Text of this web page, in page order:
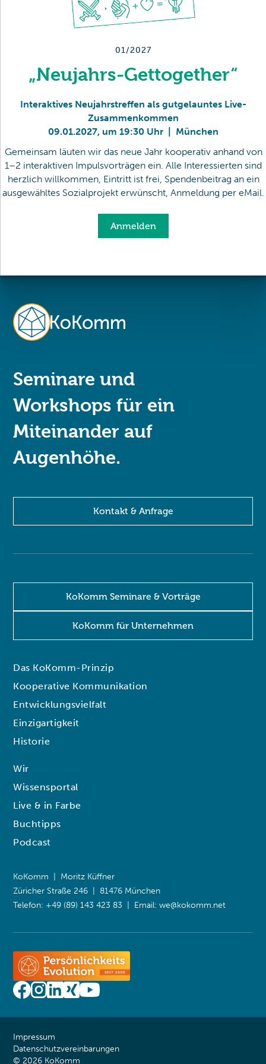
01/2027
„Neujahrs-Gettogether“
Interaktives Neujahrstreffen als gutgelauntes Live-
Zusammenkommen
09.01.2027, um 19:30 Uhr
München
Gemeinsam läuten wir das neue Jahr kooperativ anhand von
1–2 interaktiven Impulsvorträgen ein. Alle Interessierten sind
herzlich willkommen, Eintritt ist frei, Spendenbeitrag an ein
ausgewähltes Sozialprojekt erwünscht, Anmeldung per eMail.
Anmelden
Seminare und
Workshops für ein
Miteinander auf
Augenhöhe.
Kontakt & Anfrage
KoKomm Seminare & Vorträge
KoKomm für Unternehmen
KoKomm | Moritz Küffner
Züricher Straße 246 | 81476 München
Telefon: +49 (89) 143 423 83 | Email:we@kokomm.net
Das KoKomm-Prinzip
Kooperative Kommunikation
Entwicklungsvielfalt
Einzigartigkeit
Historie
Wir
Wissensportal
Live & in Farbe
Buchtipps
Podcast
© 2026 KoKomm
Impressum
Datenschutzvereinbarungen